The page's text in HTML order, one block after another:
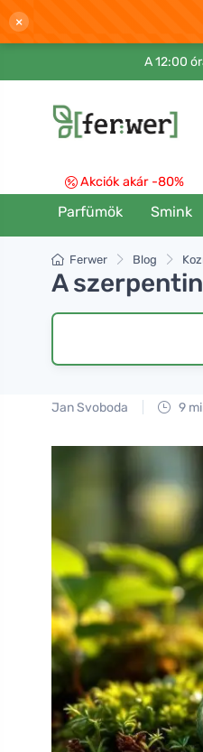
×
A 12:00
Akciók akár -80%
Parfümök Smink
Ferwer Blog
A
Jan Svoboda 9